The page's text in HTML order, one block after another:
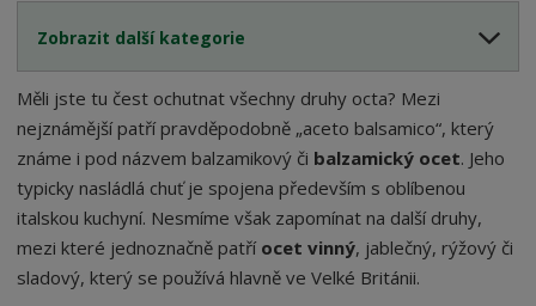
a
a
Zobrazit další kategorie
Měli jste tu čest ochutnat všechny druhy octa? Mezi
nejznámější patří pravděpodobně „aceto balsamico“, který
známe i pod názvem balzamikový či balzamický ocet. Jeho
typicky nasládlá chuť je spojena především s oblíbenou
italskou kuchyní. Nesmíme však zapomínat na další druhy,
mezi které jednoznačně patří ocet vinný, jablečný, rýžový či
sladový, který se používá hlavně ve Velké Británii.